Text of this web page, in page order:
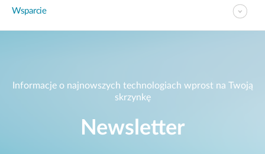
Wsparcie
Informacje o najnowszych technologiach wprost na Twoją
skrzynkę
Newsletter